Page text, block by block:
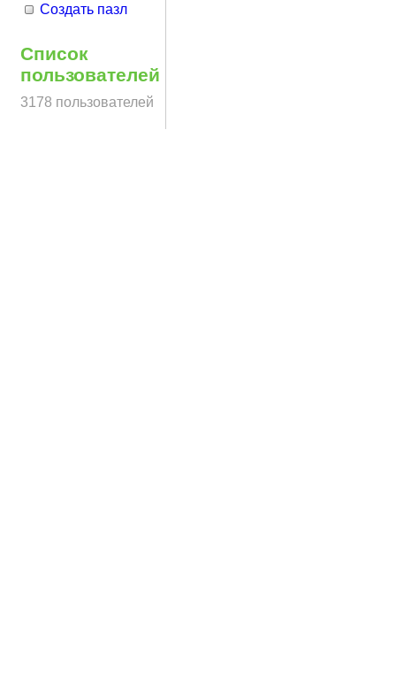
Создать пазл
Список
пользователей
3178 пользователей